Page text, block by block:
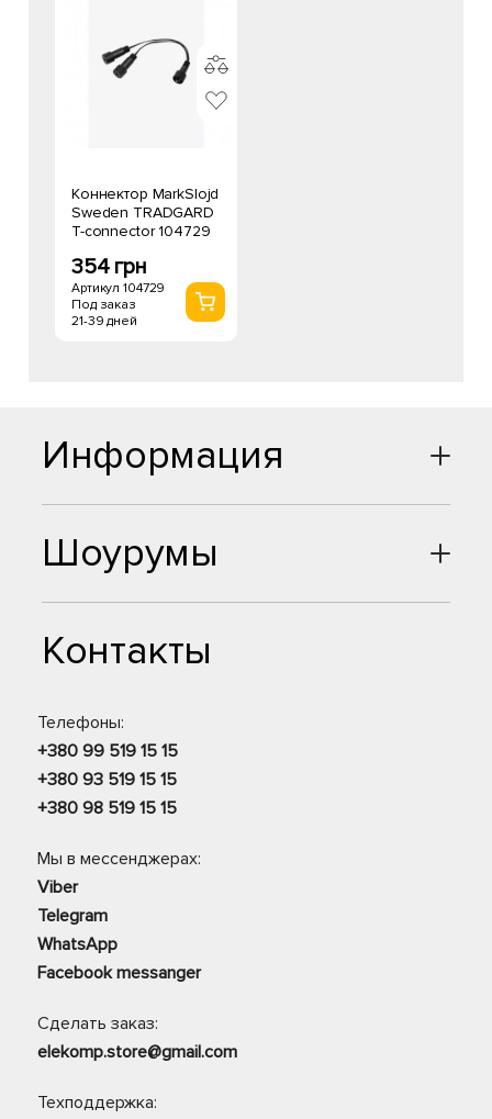
Коннектор MarkSlojd
Sweden TRADGARD
T-connector 104729
354 грн
Артикул 104729
Под заказ
21-39 дней
Шоурумы
Контакты
Телефоны:
+380 99 519 15 15
+380 93 519 15 15
+380 98 519 15 15
Мы в мессенджерах:
Viber
Telegram
WhatsApp
Facebook messanger
Сделать заказ:
elekomp.store@gmail.com
Техподдержка:
Информация